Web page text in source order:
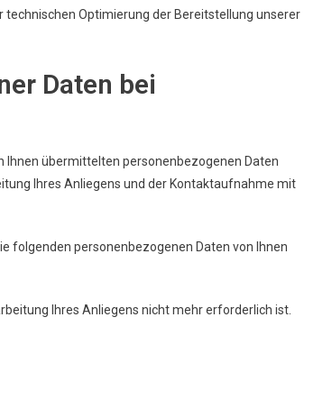
technischen Optimierung der Bereitstellung unserer
Daten bei
Ihnen übermittelten personenbezogenen Daten
Ihres Anliegens und der Kontaktaufnahme mit
folgenden personenbezogenen Daten von Ihnen
Ihres Anliegens nicht mehr erforderlich ist.